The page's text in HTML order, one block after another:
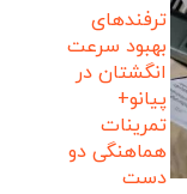
ترفندهای
بهبود سرعت
انگشتان در
پیانو+
تمرینات
هماهنگی دو
دست